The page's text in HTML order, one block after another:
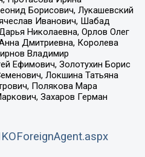
Борисович, Лукашевский
Иванович, Шабад
Николаевна, Орлов Олег
Дмитриевна, Королева
Владимир
Ефимович, Золотухин Борис
Локшина Татьяна
Полякова Мара
Захаров Герман